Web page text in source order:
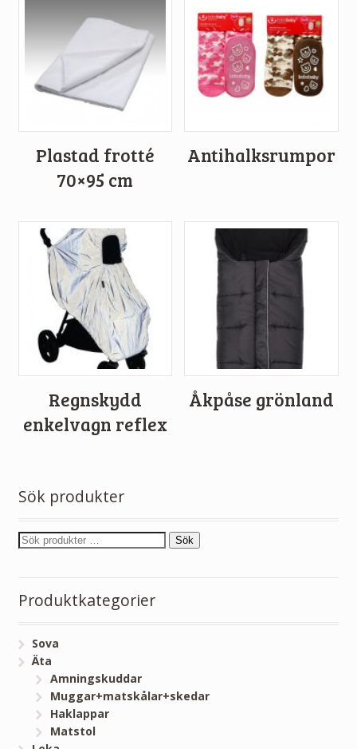
Plastad frotté
70×95 cm
Antihalksrumpor
Regnskydd
enkelvagn reflex
Åkpåse grönland
Sök produkter
Sök
Produktkategorier
Sova
Äta
Amningskuddar
Muggar+matskålar+skedar
Haklappar
Matstol